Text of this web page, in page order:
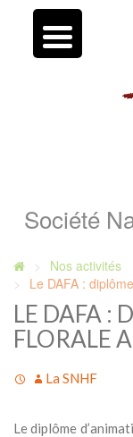
Société
Nos activités
Le DAFA :
LE DAFA :
FLORALE
La SNHF
Le diplôme